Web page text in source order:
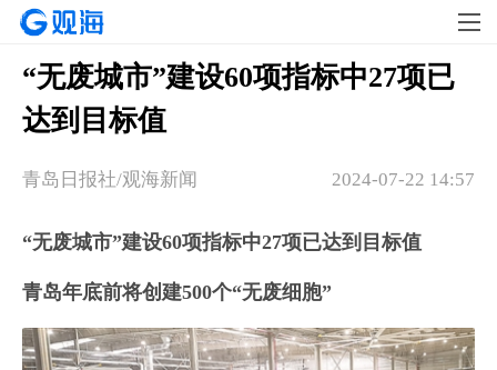
“无废城市”建设60项指标中27项已
达到目标值
2024-07-22 14:57
青岛日报社/观海新闻
“无废城市”建设60项指标中27项已达到目标值
青岛年底前将创建500个“无废细胞”